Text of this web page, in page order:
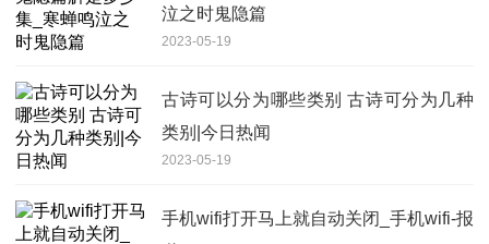
泣之时鬼隐篇
2023-05-19
古诗可以分为哪些类别 古诗可分为几种
类别|今日热闻
2023-05-19
手机wifi打开马上就自动关闭_手机wifi-报